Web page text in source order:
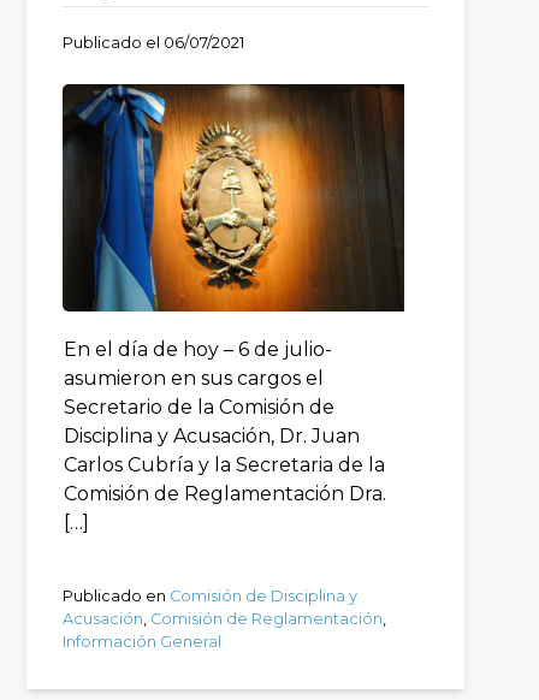
Publicado el 06/07/2021
En el día de hoy – 6 de julio-
asumieron en sus cargos el
Secretario de la Comisión de
Disciplina y Acusación, Dr. Juan
Carlos Cubría y la Secretaria de la
Comisión de Reglamentación Dra.
[…]
Publicado en Comisión de Disciplina y
Acusación, Comisión de Reglamentación,
Información General